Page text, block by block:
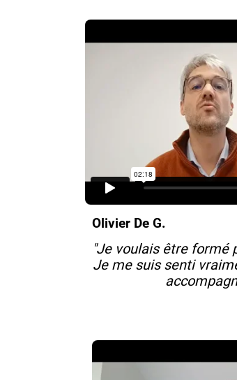
Olivier De G.
"Je voulais être formé
Je me suis senti